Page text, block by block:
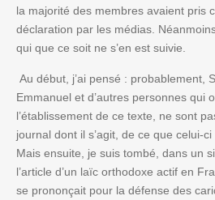
la majorité des membres avaient pris
déclaration par les médias.
qui que ce soit ne s’en est suivie.
Au début, j’ai pensé : probablement,
Emmanuel et d’autres personnes qui
l’établissement de ce texte, ne sont
journal dont il s’agit, de ce que celui-
Mais ensuite, je suis tombé, dans un
l’article d’un laïc orthodoxe actif en
se prononçait pour la défense des